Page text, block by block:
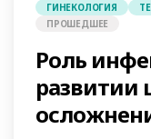
ГИНЕКОЛОГИЯ
ПРОШЕДШЕЕ
Роль
развитии